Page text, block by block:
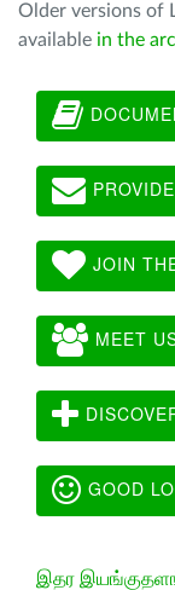
Older versions of
available in the
JOIN
MEET
GOOD
இதர